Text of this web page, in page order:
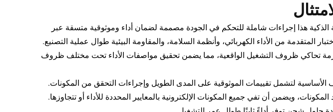
الذكية هذا إجراءات شاملة للتحكم في الجودة مصممة لضمان أداء وموثوقية متسقة عبر
المتقدمة من الأداء الكهربائي، وأنظمة السلامة، والمقاومة البيئية طوال عملية التصنيع.
تحاكي ظروف التشغيل الواقعية، مما يضمن تحقيق مواصفات الأداء تحت مختلف ظروف
الأساسية لتشمل تقييمات الموثوقية على المدى الطويل وإجراءات التحقق من المكونات.
ويضمن أن تفي جميع المكونات الإلكترونية بالمعايير المحددة للأداء أو تتجاوزها.